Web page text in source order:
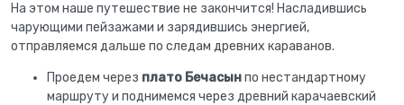
На этом наше путешествие не закончится! Насладившись
чарующими пейзажами и зарядившись энергией,
отправляемся дальше по следам древних караванов.
Проедем через плато Бечасынпо нестандартному
маршруту и поднимемся через древний карачаевский